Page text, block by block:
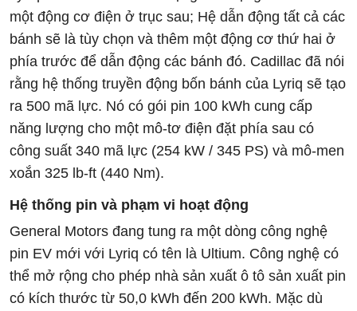
một động cơ điện ở trục sau; Hệ dẫn động tất cả các
bánh sẽ là tùy chọn và thêm một động cơ thứ hai ở
phía trước để dẫn động các bánh đó. Cadillac đã nói
rằng hệ thống truyền động bốn bánh của Lyriq sẽ tạo
ra 500 mã lực. Nó có gói pin 100 kWh cung cấp
năng lượng cho một mô-tơ điện đặt phía sau có
công suất 340 mã lực (254 kW / 345 PS) và mô-men
xoắn 325 lb-ft (440 Nm).
Hệ thống pin và phạm vi hoạt động
General Motors đang tung ra một dòng công nghệ
pin EV mới với Lyriq có tên là Ultium. Công nghệ có
thể mở rộng cho phép nhà sản xuất ô tô sản xuất pin
có kích thước từ 50,0 kWh đến 200 kWh. Mặc dù